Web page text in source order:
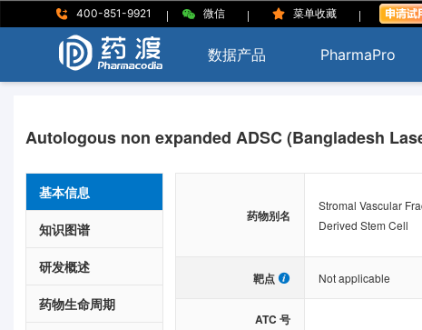
400-851-9921 | 微信 | 菜单收藏 |
数据产品 PharmaPro
Autologous non expanded ADSC (Bangladesh
基本信息
知识图谱
研发概述
药物生命周期
药物别名
Stromal Vascular
Derived Stem Cell
靶点 Not applicable
ATC 号